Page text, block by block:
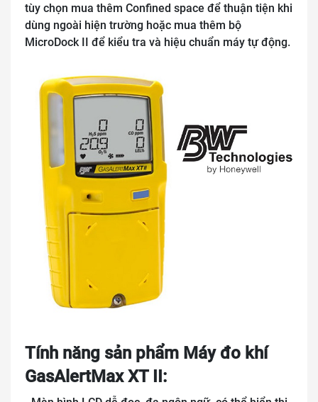
tùy chọn mua thêm Confined space để thuận tiện khi
dùng ngoài hiện trường hoặc mua thêm bộ
MicroDock II để kiểu tra và hiệu chuẩn máy tự động.
Tính năng sản phẩm Máy đo khí
GasAlertMax XT II: